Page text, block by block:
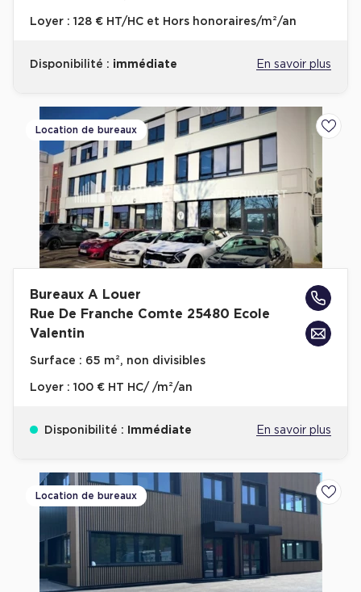
Loyer : 128 € HT/HC et Hors honoraires/m²/an
Disponibilité : immédiate En savoir plus
Location de bureaux
Bureaux A Louer
Rue De Franche Comte 25480 Ecole
Valentin
Surface : 65 m², non divisibles
Loyer : 100 € HT HC/ /m²/an
Disponibilité : Immédiate En savoir plus
Location de bureaux